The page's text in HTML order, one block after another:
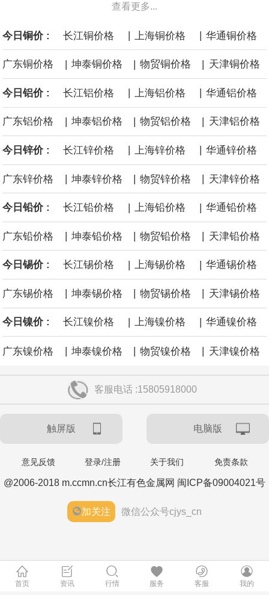
商品期货收盘，黄金连续涨3.44%，焦炭连续涨2.72%，铁矿石连续
涨2.64%，镍连续跌2.62%，白银连续涨2.61%。
沙特下调了对亚洲的主要原油价格，与此同时，各方正就一项旨在
缓解霍尔木兹海峡航运压力的协议进行谈判。尽管胡塞武装的威胁
危及了经由红海向东运输原油的替代路线，但沙特方面仍下调了价
格。
查看更多...
今日铜价 : 长江铜价格 | 上海铜价格 | 华通铜价格
广东铜价格 | 坤泰铜价格 | 物贸铜价格 | 天津铜价格
今日铝价 : 长江铝价格 上海铝价格 华通铝价格
广东铝价格 | 坤泰铝价格 | 物贸铝价格 | 天津铝价格
今日锌价 : 长江锌价格 上海锌价格 华通锌价格
广东锌价格 | 坤泰锌价格 | 物贸锌价格 | 天津锌价格
今日铅价 : 长江铅价格 | 上海铅价格 | 华通铅价格
广东铅价格 坤泰铅价格 物贸铅价格 天津铅价格
今日锡价 : 长江锡价格 | 上海锡价格 | 华通锡价格
广东锡价格 坤泰锡价格 物贸锡价格 天津锡价格
今日镍价 : 长江镍价格 | 上海镍价格 | 华通镍价格
广东镍价格 | 坤泰镍价格 | 物贸镍价格 | 天津镍价格
客服电话 :15805918000
触屏版 电脑版
意见反馈 登录/注册 关于我们 免责条款
@2006-2018 m.ccmn.cn长江有色金属网 闽ICP备09004021号
加关注 微信公众号cjys_cn
首页 资讯 行情 服务 客服 我的